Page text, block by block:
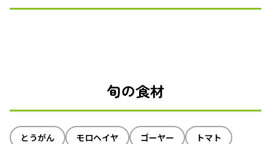
旬の食材
とうがん モロヘイヤ ゴーヤー
トマト